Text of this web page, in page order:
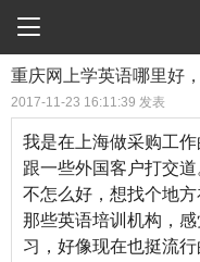

重庆网上学英语哪里好
2017-11-23 16:11:39 发表
我是在上海做采购工
跟一些外国客户打交
不怎么好，想找个地
那些英语培训机构，
习，好像现在也挺流